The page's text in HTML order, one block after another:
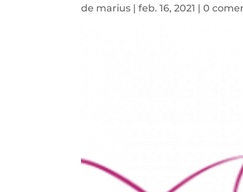
de marius |feb. 16, 2021 |0